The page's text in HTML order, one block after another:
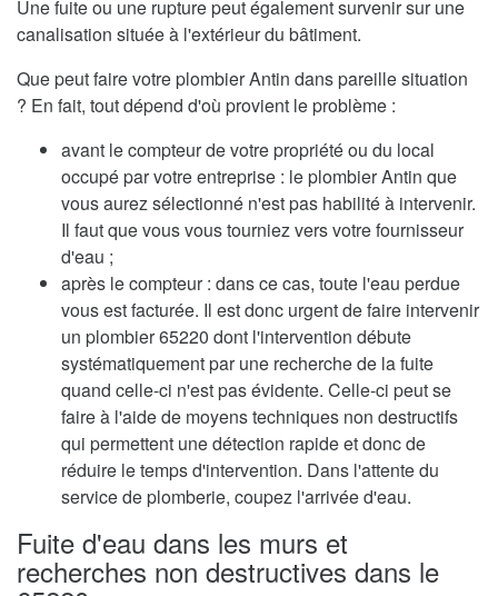
Une fuite ou une rupture peut également survenir sur une
canalisation située à l'extérieur du bâtiment.
Que peut faire votre plombier Antin dans pareille situation
? En fait, tout dépend d'où provient le problème :
avant le compteur de votre propriété ou du local
occupé par votre entreprise : le plombier Antin que
vous aurez sélectionné n'est pas habilité à intervenir.
Il faut que vous vous tourniez vers votre fournisseur
d'eau ;
après le compteur : dans ce cas, toute l'eau perdue
vous est facturée. Il est donc urgent de faire intervenir
un plombier 65220 dont l'intervention débute
systématiquement par une recherche de la fuite
quand celle-ci n'est pas évidente. Celle-ci peut se
faire à l'aide de moyens techniques non destructifs
qui permettent une détection rapide et donc de
réduire le temps d'intervention. Dans l'attente du
service de plomberie, coupez l'arrivée d'eau.
Fuite d'eau dans les murs et
recherches non destructives dans le